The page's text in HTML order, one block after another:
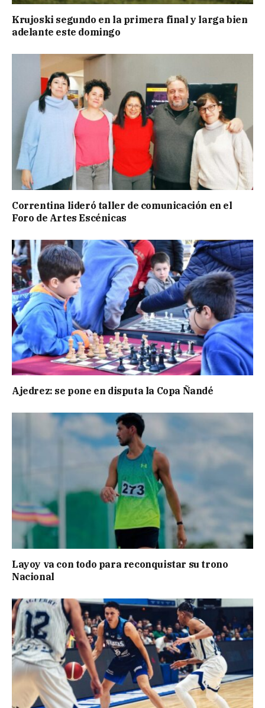
Krujoski segundo en la primera final y larga bien
adelante este domingo
Correntina lideró taller de comunicación en el
Foro de Artes Escénicas
Ajedrez: se pone en disputa la Copa Ñandé
Layoy va con todo para reconquistar su trono
Nacional